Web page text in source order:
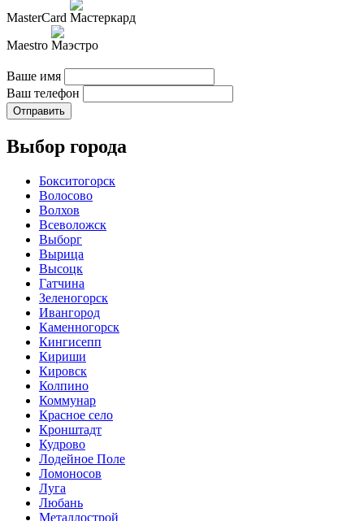
MasterCard
Maestro
Ваше имя
Ваш телефон
Отправить
Выбор города
Бокситогорск
Волосово
Волхов
Всеволожск
Выборг
Вырица
Высоцк
Гатчина
Зеленогорск
Ивангород
Каменногорск
Кингисепп
Кириши
Кировск
Колпино
Коммунар
Красное село
Кронштадт
Кудрово
Лодейное Поле
Ломоносов
Луга
Любань
Металлострой